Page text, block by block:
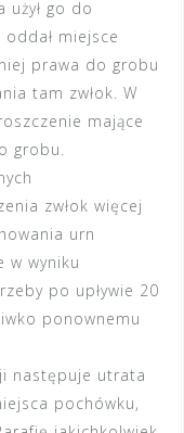
użył go do
miejsce
prawa do grobu
tam zwłok. W
mające
grobu.
zwłok więcej
urn
w wyniku
po upływie 20
ponownemu
następuje utrata
pochówku,